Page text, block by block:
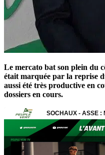
Le mercato bat son plein du
était marquée par la reprise
aussi été très productive en
dossiers en cours.